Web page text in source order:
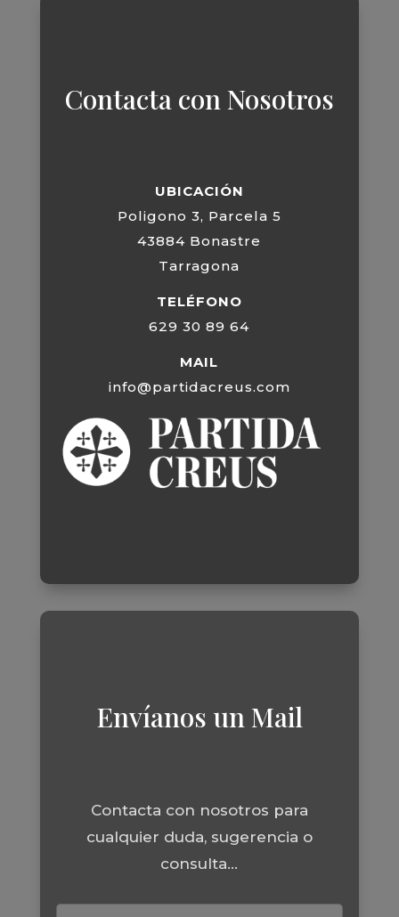
Contacta con Nosotros
UBICACIÓN
Poligono 3, Parcela 5
43884 Bonastre
Tarragona
TELÉFONO
629 30 89 64
MAIL
info@partidacreus.com
Envíanos un Mail
Contacta con nosotros para
cualquier duda, sugerencia o
consulta...